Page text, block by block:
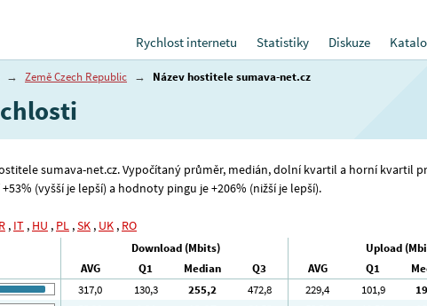
Rychlost internetu
Statistiky Diskuze
→ Země Czech Republic → Název hostitele sumava-net.cz
sumava-net.cz. Vypočítaný průměr, medián, dolní kvartil a horní kvartil
(vyšší je lepší) a hodnoty pingu je +206% (nižší je lepší).
, IT , HU , PL ,SK , UK , RO
Download (Mbits)
Upload
AVG
Q1 Median Q3 AVG Q1
317,0 130,3 255,2 472,8 229,4 101,9